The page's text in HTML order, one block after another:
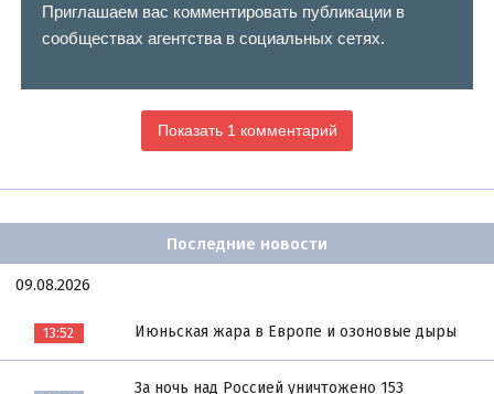
Приглашаем вас комментировать публикации в
сообществах агентства в социальных сетях.
Показать 1 комментарий
Последние новости
09.08.2026
13:52 Июньская жара в Европе и озоновые дыры
За ночь над Россией уничтожено 153